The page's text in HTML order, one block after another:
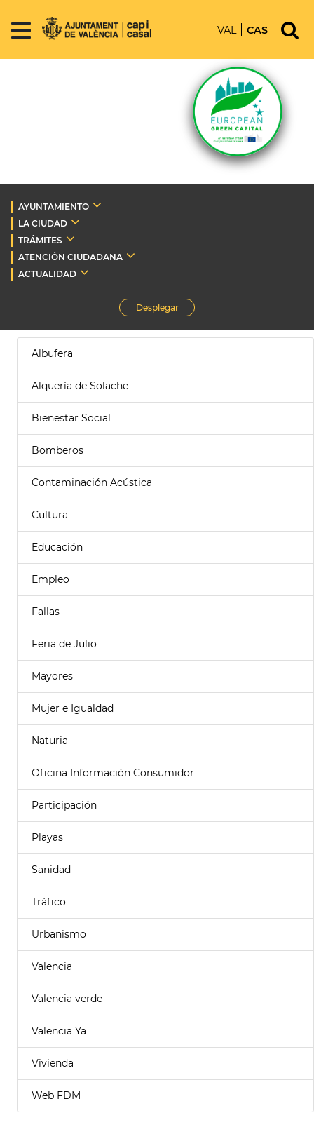
VAL CAS
AYUNTAMIENTO
LA CIUDAD
TRÁMITES
ATENCIÓN CIUDADANA
ACTUALIDAD
Desplegar
Albufera
Alquería de Solache
Bienestar Social
Bomberos
Contaminación Acústica
Cultura
Educación
Empleo
Fallas
Feria de Julio
Mayores
Mujer e Igualdad
Naturia
Oficina Información Consumidor
Participación
Playas
Sanidad
Tráfico
Urbanismo
Valencia
Valencia verde
Valencia Ya
Vivienda
Web FDM